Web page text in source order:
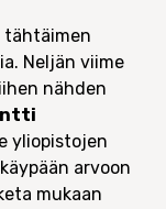
tähtäimen
Neljän viime
nähden
yliopistojen
arvoon
mukaan